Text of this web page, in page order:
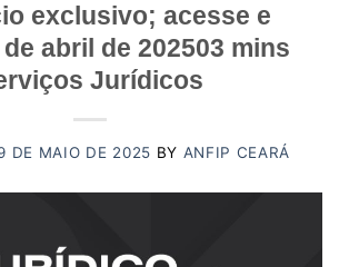
exclusivo; acesse e
abril de 202503 mins
Jurídicos
DE MAIO DE 2025 BY ANFIP CEARÁ